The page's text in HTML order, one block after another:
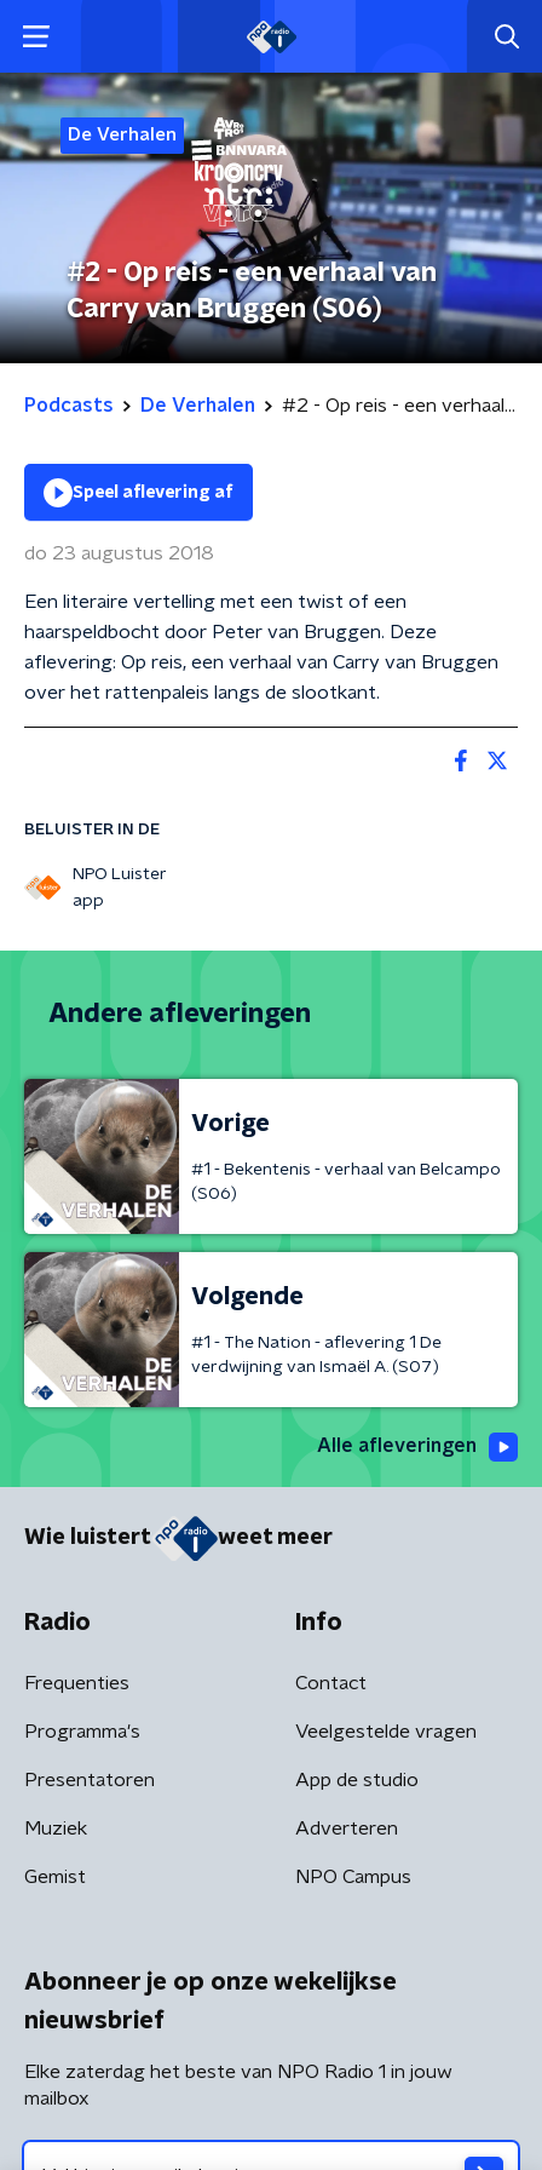
De Verhalen
#2 - Op reis - een verhaal van
Carry van Bruggen (S06)
Podcasts De Verhalen #2 - Op reis - een verhaal van Carry van Bruggen (S06)
BELUISTER IN DE
NPO Luister
app
Speel aflevering af
do 23 augustus 2018
Een literaire vertelling met een twist of een
haarspeldbocht door Peter van Bruggen. Deze
aflevering: Op reis, een verhaal van Carry van Bruggen
over het rattenpaleis langs de slootkant.
Andere afleveringen
Vorige
#1 - Bekentenis - verhaal van Belcampo
(S06)
Volgende
#1 - The Nation - aflevering 1 De
verdwijning van Ismaël A. (S07)
Alle afleveringen
Wie luistert weet meer
Radio
Frequenties
Programma's
Presentatoren
Muziek
Gemist
Info
Contact
Veelgestelde vragen
App de studio
Adverteren
NPO Campus
Abonneer je op onze wekelijkse
nieuwsbrief
Elke zaterdag het beste van NPO Radio 1 in jouw
mailbox